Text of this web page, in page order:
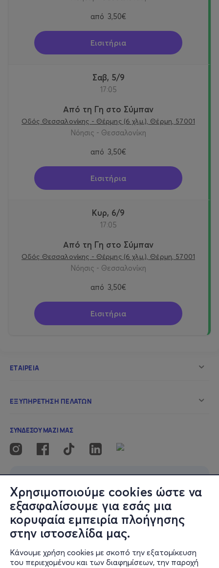
Χρησιμοποιούμε cookies ώστε να
εξασφαλίσουμε για εσάς μια
κορυφαία εμπειρία πλοήγησης
στην ιστοσελίδα μας.
Κάνουμε χρήση cookies με σκοπό την εξατομίκευση
του περιεχομένου και των διαφημίσεων, την παροχή
από 3,50€
Εισιτήρια
Σαβ, 5/9
17:05
Από τη Γη στο Σύμπαν
Οδός Θεσσαλονίκης - Θέρμης (6 χλμ.), Θέρμη, 57001
Νόησις - Θεσσαλονίκη
από 3,50€
Εισιτήρια
Κυρ, 6/9
17:05
Από τη Γη στο Σύμπαν
Οδός Θεσσαλονίκης - Θέρμης (6 χλμ.), Θέρμη, 57001
Νόησις - Θεσσαλονίκη
από 3,50€
Εισιτήρια